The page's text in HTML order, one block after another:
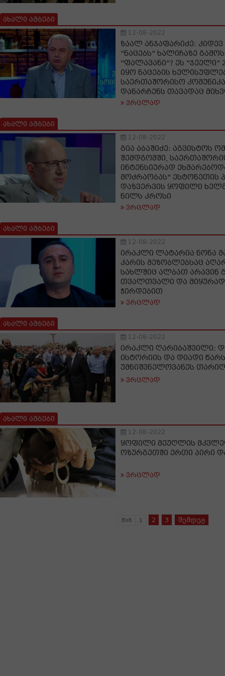
ახალი ამბები
12-08-2022
ზაალ ანჯაფარიძე:
"ნაცებს" ხალიჩაზე
"ფალავანი"? ეს "ჯეელი"
იყო ნაცების
საერთაშორისო
დანარჩენს თავადაც
ვრცლად
ახალი ამბები
12-08-2022
გია აბაშიძე: აგვისტოს
შემდგომში,
ინტენსიურად
მოძრაობას" ესტონეთის
დაზვერვის ყოფილი
ნილს კროსი
ვრცლად
ახალი ამბები
12-08-2022
ირაკლი ლატარია ნონა
კარის მეზობლებსაც
სახლშიც ალბათ არავინ
თვალთვალი და
ჭირდებით
ვრცლად
ახალი ამბები
12-08-2022
ირაკლი ღარიბაშვილი:
ისტორიის და დიადი
უმნიშვნელოვანეს
ვრცლად
ახალი ამბები
12-08-2022
ყოფილი მეუღლის
ოზურგეთში ერთი პირი
ვრცლად
წინ 1 2 3 შემდეგ